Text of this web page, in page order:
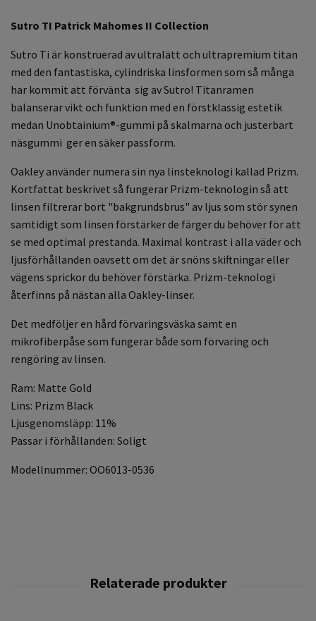
Sutro TI Patrick Mahomes II Collection
Sutro Ti är konstruerad av ultralätt och ultrapremium titan
med den fantastiska, cylindriska linsformen som så många
har kommit att förvänta sig av Sutro! Titanramen
balanserar vikt och funktion med en förstklassig estetik
medan Unobtainium®-gummi på skalmarna och justerbart
näsgummi ger en säker passform.
Oakley använder numera sin nya linsteknologi kallad Prizm.
Kortfattat beskrivet så fungerar Prizm-teknologin så att
linsen filtrerar bort "bakgrundsbrus" av ljus som stör synen
samtidigt som linsen förstärker de färger du behöver för att
se med optimal prestanda. Maximal kontrast i alla väder och
ljusförhållanden oavsett om det är snöns skiftningar eller
vägens sprickor du behöver förstärka. Prizm-teknologi
återfinns på nästan alla Oakley-linser.
Det medföljer en hård förvaringsväska samt en
mikrofiberpåse som fungerar både som förvaring och
rengöring av linsen.
Ram: Matte Gold
Lins: Prizm Black
Ljusgenomsläpp: 11%
Passar i förhållanden: Soligt
Modellnummer: OO6013-0536